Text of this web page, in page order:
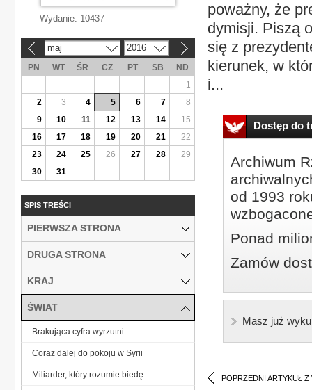
poważny, że
dymisji. Piszą
się z
kierunek, w
i...
Dostęp do
Archiwum
od 1993
Ponad
Zamów
Masz już
POPRZEDNI ARTYKUŁ Z
Wydanie: 10437
maj 2016
PN WT ŚR CZ PT SB
ND
1
2
3 4 5 6 7
8
9
10 11 12 13 14
15
16
17 18 19 20 21
22
23
24 25 26 27 28
29
30
31
SPIS TREŚCI
PIERWSZA STRONA
DRUGA STRONA
KRAJ
ŚWIAT
Brakująca cyfra wyrzutni
Coraz dalej do pokoju w Syrii
Miliarder, który rozumie biedę